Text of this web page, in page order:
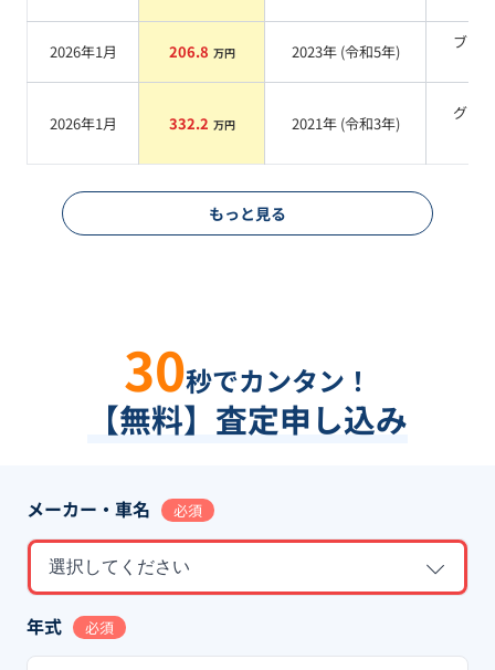
2026年1月 206.8 万円 2023年 (令和5年)
ブラ
2026年1月 332.2 万円 2021年 (令和3年)
グリ
もっと見る
30秒でカンタン！
【無料】査定申し込み
メーカー・車名 必須
選択してください
年式 必須